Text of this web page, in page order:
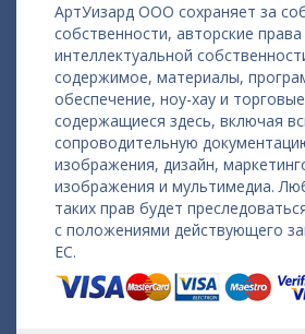
АртУизард ООО сохраняет за
собственности, авторские
интеллектуальной
содержимое, материалы,
обеспечение, ноу-хау и
содержащиеся здесь, включая
сопроводительную
изображения, дизайн,
изображения и мультимедиа.
таких прав будет
с положениями действующего
ЕС.